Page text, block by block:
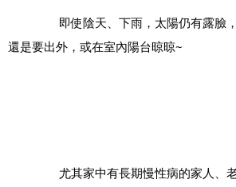
還是要出外，或在室內陽台晾晾~